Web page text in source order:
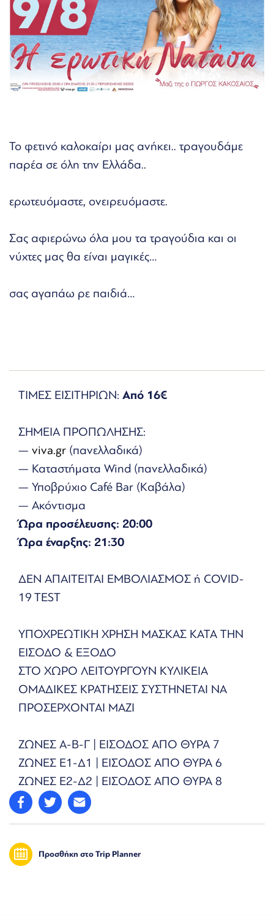
Το φετινό καλοκαίρι μας ανήκει.. τραγουδάμε
παρέα σε όλη την Ελλάδα..
ερωτευόμαστε, ονειρευόμαστε.
Σας αφιερώνω όλα μου τα τραγούδια και οι
νύχτες μας θα είναι μαγικές…
σας αγαπάω ρε παιδιά…
ΤΙΜΕΣ ΕΙΣΙΤΗΡΙΩΝ: Από 16€
ΣΗΜΕΙΑ ΠΡΟΠΩΛΗΣΗΣ:
— viva.gr (πανελλαδικά)
— Καταστήματα Wind (πανελλαδικά)
— Υποβρύχιο Café Bar (Kαβάλα)
— Ακόντισμα
Ώρα προσέλευσης: 20:00
Ώρα έναρξης: 21:30
ΔΕΝ ΑΠΑΙΤΕΙΤΑΙ ΕΜΒΟΛΙΑΣΜΟΣ ή COVID-
19 TEST
ΥΠΟΧΡΕΩΤΙΚΗ ΧΡΗΣΗ ΜΑΣΚΑΣ ΚΑΤΑ ΤΗΝ
ΕΙΣΟΔΟ & ΕΞΟΔΟ
ΣΤΟ ΧΩΡΟ ΛΕΙΤΟΥΡΓΟΥΝ ΚΥΛΙΚΕΙΑ
ΟΜΑΔΙΚΕΣ ΚΡΑΤΗΣΕΙΣ ΣΥΣΤΗΝΕΤΑΙ ΝΑ
ΠΡΟΣΕΡΧΟΝΤΑΙ ΜΑΖΙ
ΖΩΝΕΣ Α-Β-Γ | ΕΙΣΟΔΟΣ ΑΠΟ ΘΥΡΑ 7
ΖΩΝΕΣ E1-Δ1 | ΕΙΣΟΔΟΣ ΑΠΟ ΘΥΡΑ 6
ΖΩΝΕΣ E2-Δ2 | ΕΙΣΟΔΟΣ ΑΠΟ ΘΥΡΑ 8
Προσθήκη στο Trip Planner